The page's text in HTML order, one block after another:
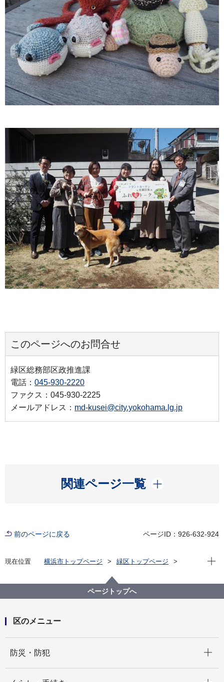
このページへのお問合せ
緑区総務部区政推進課
電話： 045-930-2220
ファクス：045-930-2225
メールアドレス： md-kusei@city.yokohama.lg.jp
関連ページ一覧
開く
前のページに戻る ページID：926-632-924
現在位置 横浜市トップページ
緑区トップページ
令和5年度第1回 フラットガーデン
現在
ページトップへ
区のメニュー
防災・防犯